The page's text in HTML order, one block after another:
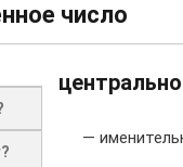
число
—